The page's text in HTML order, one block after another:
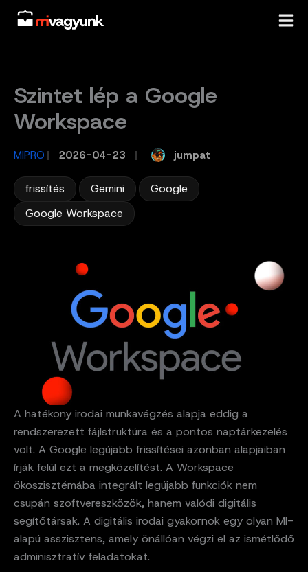
Skip
content
Szintet lép a Google
Workspace
MIPRO / 2026-04-23 jumpat
frissítés Gemini Google
Google Workspace
A hatékony irodai munkavégzés alapja eddig a
rendszerezett fájlstruktúra és a pontos naptárkezelés
volt. A Google legújabb frissítései azonban alapjaiban
írják felül ezt a megközelítést. A Workspace
ökoszisztémába integrált legújabb funkciók nem
csupán szoftvereszközök, hanem valódi digitális
segítőtársak. A digitális irodai gyakornok egy olyan MI-
alapú asszisztens, amely önállóan végzi el az ismétlődő
adminisztratív feladatokat.